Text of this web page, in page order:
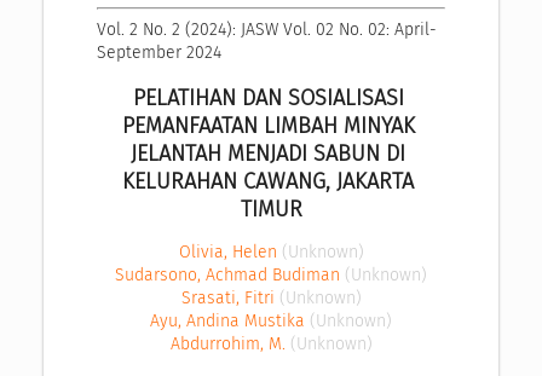
Vol. 2 No. 2 (2024): JASW Vol. 02 No. 02: April-
September 2024
PELATIHAN DAN SOSIALISASI
PEMANFAATAN LIMBAH MINYAK
JELANTAH MENJADI SABUN DI
KELURAHAN CAWANG, JAKARTA
TIMUR
Olivia, Helen (Unknown)
Sudarsono, Achmad Budiman (Unknown)
Srasati, Fitri (Unknown)
Ayu, Andina Mustika (Unknown)
Abdurrohim, M. (Unknown)